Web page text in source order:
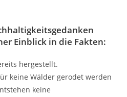
Einblick in die Fakten:
hergestellt.
keine Wälder gerodet werden
keine